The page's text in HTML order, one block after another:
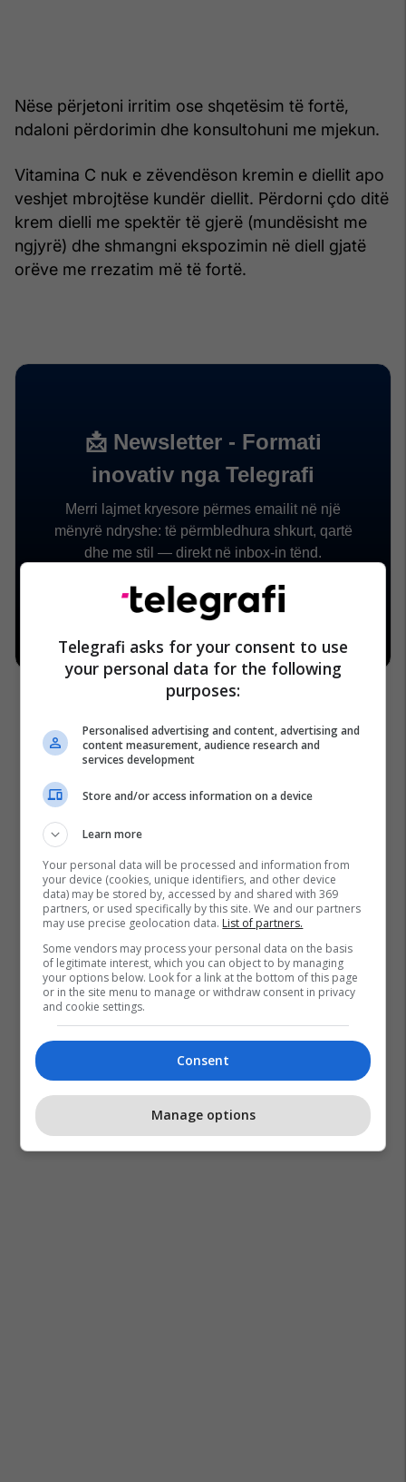
Nëse përjetoni irritim ose shqetësim të fortë,
ndaloni përdorimin dhe konsultohuni me mjekun.
Vitamina C nuk e zëvendëson kremin e diellit apo
veshjet mbrojtëse kundër diellit. Përdorni çdo ditë
krem dielli me spektër të gjerë (mundësisht me
ngjyrë) dhe shmangni ekspozimin në diell gjatë
orëve me rrezatim më të fortë.
Telegrafi asks for your consent to use
your personal data for the following
purposes:
Personalised advertising and content, advertising and
content measurement, audience research and
services development
Store and/or access information on a device
Learn more
Your personal data will be processed and information from
your device (cookies, unique identifiers, and other device
data) may be stored by, accessed by and shared with 369
partners, or used specifically by this site. We and our partners
may use precise geolocation data. List of partners.
Some vendors may process your personal data on the basis
of legitimate interest, which you can object to by managing
your options below. Look for a link at the bottom of this page
or in the site menu to manage or withdraw consent in privacy
and cookie settings.
Consent
Manage options